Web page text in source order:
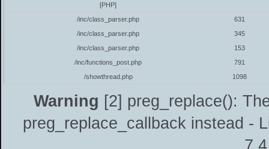
[PHP]
/inc/class_parser.php
631
/inc/class_parser.php
345
/inc/class_parser.php
153
/inc/functions_post.php
791
/showthread.php
1098
Warning [2] preg_replace():
preg_replace_callback instead -